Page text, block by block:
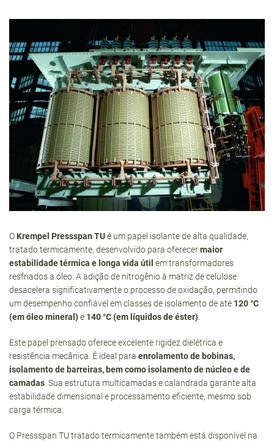
O Krempel Pressspan TUé um papel isolante de alta qualidade,
tratado termicamente, desenvolvido para oferecermaior
estabilidade térmica e longa vida útil em transformadores
resfriados a óleo. A adição de nitrogênio à matriz de celulose
desacelera significativamente o processo de oxidação, permitindo
um desempenho confiável em classes de isolamento de até 120 °C
(em óleo mineral)e 140 °C (em líquidos de éster)
Este papel prensado oferece excelente rigidez dielétrica e
resistência mecânica. É ideal para enrolamento de bobinas,
isolamento de barreiras, bem como isolamento de núcleo e de
camadas . Sua estrutura multicamadas e calandrada garante alta
estabilidade dimensional e processamento eficiente, mesmo sob
carga térmica.
O Pressspan TU tratado termicamente também está disponível na